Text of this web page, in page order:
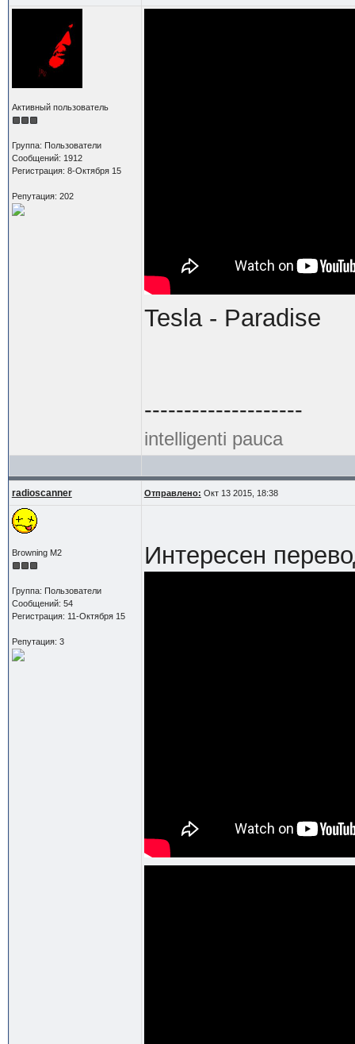
Активный пользователь
Группа: Пользователи
Сообщений: 1912
Регистрация: 8-Октября 15
Репутация: 202
Tesla - Paradise
--------------------
intelligenti pauca
radioscanner Отправлено: Окт 13 2015, 18:38
Browning M2
Группа: Пользователи
Сообщений: 54
Регистрация: 11-Октября 15
Репутация: 3
Интересен